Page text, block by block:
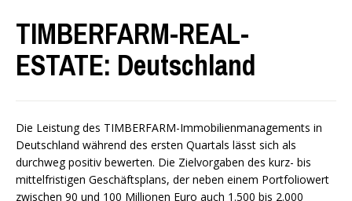
TIMBERFARM-REAL-
ESTATE: Deutschland
Die Leistung des TIMBERFARM-Immobilienmanagements in
Deutschland während des ersten Quartals lässt sich als
durchweg positiv bewerten. Die Zielvorgaben des kurz- bis
mittelfristigen Geschäftsplans, der neben einem Portfoliowert
zwischen 90 und 100 Millionen Euro auch 1.500 bis 2.000